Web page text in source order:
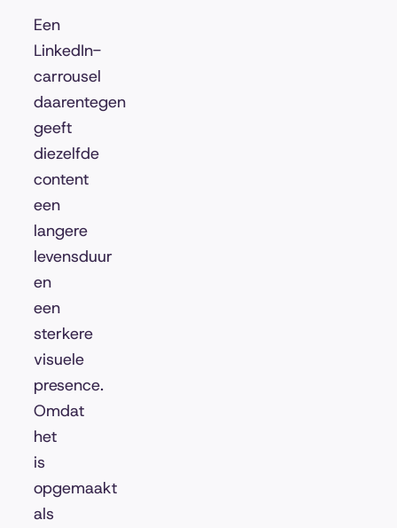
Een
LinkedIn-
carrousel
daarentegen
geeft
diezelfde
content
een
langere
levensduur
en
een
sterkere
visuele
presence.
Omdat
het
is
opgemaakt
als